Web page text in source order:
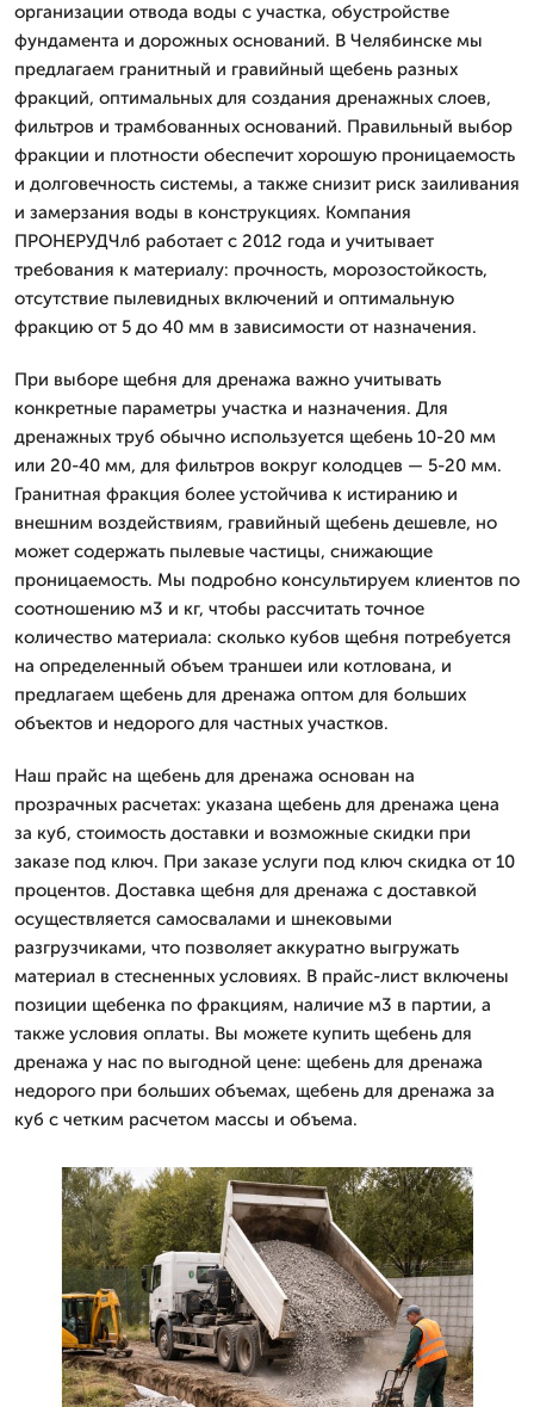
организации отвода воды с участка, обустройстве
фундамента и дорожных оснований. В Челябинске мы
предлагаем гранитный и гравийный щебень разных
фракций, оптимальных для создания дренажных слоев,
фильтров и трамбованных оснований. Правильный выбор
фракции и плотности обеспечит хорошую проницаемость
и долговечность системы, а также снизит риск заиливания
и замерзания воды в конструкциях. Компания
ПРОНЕРУДЧлб работает с 2012 года и учитывает
требования к материалу: прочность, морозостойкость,
отсутствие пылевидных включений и оптимальную
фракцию от 5 до 40 мм в зависимости от назначения.
При выборе щебня для дренажа важно учитывать
конкретные параметры участка и назначения. Для
дренажных труб обычно используется щебень 10-20 мм
или 20-40 мм, для фильтров вокруг колодцев — 5-20 мм.
Гранитная фракция более устойчива к истиранию и
внешним воздействиям, гравийный щебень дешевле, но
может содержать пылевые частицы, снижающие
проницаемость. Мы подробно консультируем клиентов по
соотношению м3 и кг, чтобы рассчитать точное
количество материала: сколько кубов щебня потребуется
на определенный объем траншеи или котлована, и
предлагаем щебень для дренажа оптом для больших
объектов и недорого для частных участков.
Наш прайс на щебень для дренажа основан на
прозрачных расчетах: указана щебень для дренажа цена
за куб, стоимость доставки и возможные скидки при
заказе под ключ. При заказе услуги под ключ скидка от 10
процентов. Доставка щебня для дренажа с доставкой
осуществляется самосвалами и шнековыми
разгрузчиками, что позволяет аккуратно выгружать
материал в стесненных условиях. В прайс-лист включены
позиции щебенка по фракциям, наличие м3 в партии, а
также условия оплаты. Вы можете купить щебень для
дренажа у нас по выгодной цене: щебень для дренажа
недорого при больших объемах, щебень для дренажа за
куб с четким расчетом массы и объема.